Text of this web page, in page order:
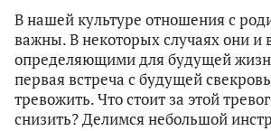
В нашей культуре отношения с
важны. В некоторых случаях они и
определяющими для будущей
первая встреча с будущей
тревожить. Что стоит за этой
снизить? Делимся небольшой